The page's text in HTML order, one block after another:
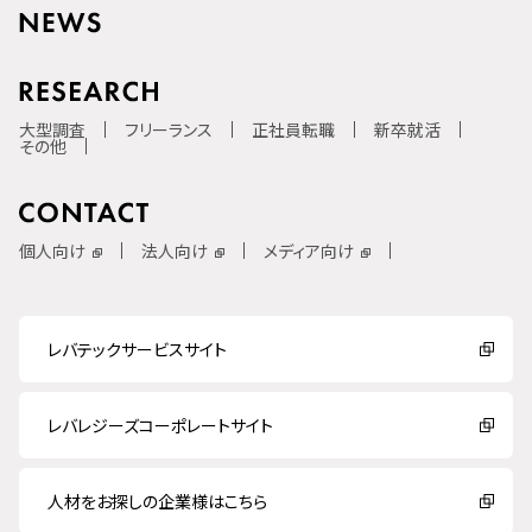
大型調査 フリーランス 正社員転職 新卒就活
その他
個人向け 法人向け メディア向け
レバテックサービスサイト
レバレジーズコーポレートサイト
人材をお探しの企業様はこちら